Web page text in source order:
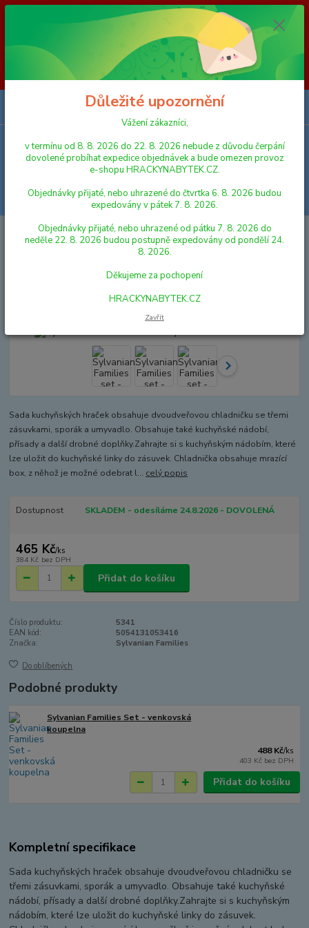
Vážení zákazníci, v termínu od 8. 8. 2026 do 23. 8. 2026 nebude z
důvodu čerpání dovolené probíhat expedice objednávek a bude omezen
provoz e-shopu HRACKYNABYTEK.CZ. Objednávky přijaté, nebo
uhrazené do čtvrtka 6. 8. 2026 budou expedovány v pátek 7. 8. 2026.
Objednávky přijaté, nebo uhrazené od pátku 7. 8. 2026 do neděle 23. 8.
2026 budou postupně expedovány od pondělí 24. 8. 2026. Děkujeme za
pochopení HRACKYNABYTEK.CZ
Menu
Hledat
FIGURKY A ZVÍŘÁTKA
Sylvanian Families set - kuchyňská linka s
ledničkou
Sylvanian Families set -
kuchyňská linka s ledničkou
Sada kuchyňských hraček obsahuje dvoudveřovou chladničku se třemi
zásuvkami, sporák a umyvadlo. Obsahuje také kuchyňské nádobí,
přísady a další drobné doplňky.Zahrajte si s kuchyňským nádobím, které
lze uložit do kuchyňské linky do zásuvek. Chladnička obsahuje mrazící
box, z něhož je možné odebrat l... celý popis
Dostupnost SKLADEM - odesíláme 24.8.2026 - DOVOLENÁ
465 Kč/ks
384 Kč bez DPH
Přidat do košíku
Číslo produktu:
5341
EAN kód:
5054131053416
Značka:
Sylvanian Families
Do oblíbených
Podobné produkty
Sylvanian Families Set - venkovská
koupelna
488 Kč/ks
403 Kč bez DPH
Přidat do košíku
Kompletní specifikace
Sada kuchyňských hraček obsahuje dvoudveřovou chladničku se
třemi zásuvkami, sporák a umyvadlo. Obsahuje také kuchyňské
nádobí, přísady a další drobné doplňky.Zahrajte si s kuchyňským
nádobím, které lze uložit do kuchyňské linky do zásuvek.
Důležité upozornění
Vážení zákazníci,
v termínu od 8. 8. 2026 do 22. 8. 2026 nebude z důvodu čerpání
dovolené probíhat expedice objednávek a bude omezen provoz
e-shopu HRACKYNABYTEK.CZ.
Objednávky přijaté, nebo uhrazené do čtvrtka 6. 8. 2026 budou
expedovány v pátek 7. 8. 2026.
Objednávky přijaté, nebo uhrazené od pátku 7. 8. 2026 do
neděle 22. 8. 2026 budou postupně expedovány od pondělí 24.
8. 2026.
Děkujeme za pochopení
HRACKYNABYTEK.CZ
Zavřít